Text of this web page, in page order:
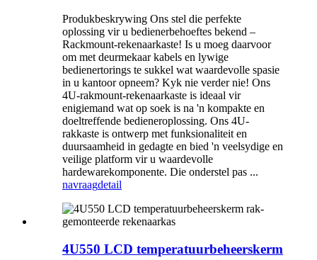
Produkbeskrywing Ons stel die perfekte
oplossing vir u bedienerbehoeftes bekend –
Rackmount-rekenaarkaste! Is u moeg daarvoor
om met deurmekaar kabels en lywige
bedienertorings te sukkel wat waardevolle spasie
in u kantoor opneem? Kyk nie verder nie! Ons
4U-rakmount-rekenaarkaste is ideaal vir
enigiemand wat op soek is na 'n kompakte en
doeltreffende bedieneroplossing. Ons 4U-
rakkaste is ontwerp met funksionaliteit en
duursaamheid in gedagte en bied 'n veelsydige en
veilige platform vir u waardevolle
hardewarekomponente. Die onderstel pas ...
navraagdetail
4U550 LCD temperatuurbeheerskerm